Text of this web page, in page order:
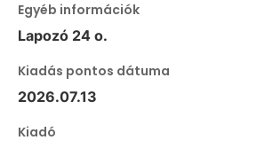
Egyéb információk
Lapozó 24 o.
Kiadás pontos dátuma
2026.07.13
Kiadó